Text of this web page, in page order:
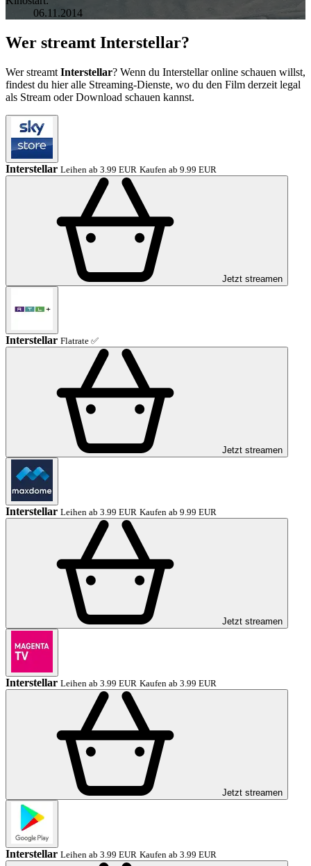
06.11.2014
Wer streamt Interstellar?
Wer streamt Interstellar? Wenn du Interstellar online schauen willst,
findest du hier alle Streaming-Dienste, wo du den Film derzeit legal
als Stream oder Download schauen kannst.
Interstellar Leihen ab 3.99 EUR Kaufen ab 9.99 EUR
Jetzt streamen
Interstellar Flatrate ✅
Jetzt streamen
Interstellar Leihen ab 3.99 EUR Kaufen ab 9.99 EUR
Jetzt streamen
Interstellar Leihen ab 3.99 EUR Kaufen ab 3.99 EUR
Jetzt streamen
Interstellar Leihen ab 3.99 EUR Kaufen ab 3.99 EUR